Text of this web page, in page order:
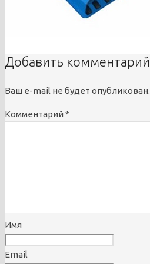
Добавить комментарий
Ваш e-mail не будет опубликован.
Комментарий *
Имя
Email